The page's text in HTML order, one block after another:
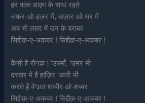
हर वक़्त आक़ा के साथ रहते
सफ़र-ओ-हज़र में, बाज़ार-ओ-घर में
अब भी लहद में उन के बराबर
सिद्दीक़-ए-अकबर ! सिद्दीक़-ए-अकबर !
कैसी है रौनक़ ! ‘उस्माँ, ‘उमर भी
दरबार में हैं हाज़िर ‘अली भी
करते हैं बै’अत शब्बीर-ओ-शब्बर
सिद्दीक़-ए-अकबर ! सिद्दीक़-ए-अकबर !